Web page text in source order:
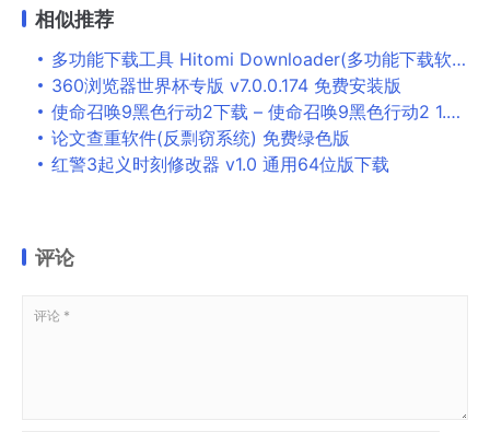
相似推荐
多功能下载工具 Hitomi Downloader(多功能下载软件) v3.8.3.0 免费绿色版
360浏览器世界杯专版 v7.0.0.174 免费安装版
使命召唤9黑色行动2下载 – 使命召唤9黑色行动2 1.2 中英文完整硬盘版
论文查重软件(反剽窃系统) 免费绿色版
红警3起义时刻修改器 v1.0 通用64位版下载
评论